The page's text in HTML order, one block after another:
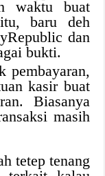
waktu buat
baru deh
dan
bukti.
pembayaran,
kasir buat
Biasanya
masih
tetep tenang